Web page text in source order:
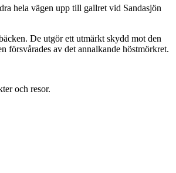
hela vägen upp till gallret vid Sandasjön
De utgör ett utmärkt skydd mot den
försvårades av det annalkande höstmörkret.
och resor.